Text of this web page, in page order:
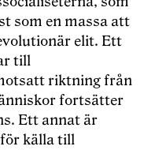
som en massa att
elit. Ett
till
riktning från
fortsätter
Ett annat är
källa till